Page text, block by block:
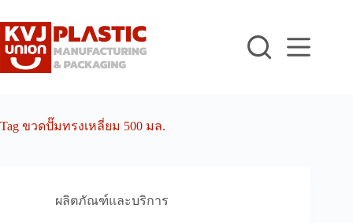
to
content
Tag ขวดปั๊มทรงเหลี่ยม 500 มล.
ผลิตภัณฑ์และบริการ